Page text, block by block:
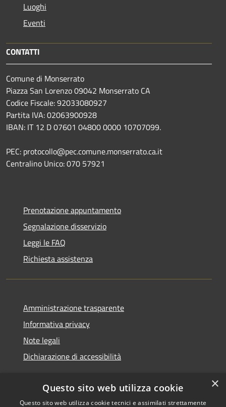
Luoghi
Eventi
CONTATTI
Comune di Monserrato
Piazza San Lorenzo 09042 Monserrato CA
Codice Fiscale: 92033080927
Partita IVA: 02063900928
IBAN: IT 12 D 07601 04800 0000 10707099.
PEC: protocollo@pec.comune.monserrato.ca.it
Centralino Unico: 070 57921
Prenotazione appuntamento
Segnalazione disservizio
Leggi le FAQ
Richiesta assistenza
Amministrazione trasparente
Informativa privacy
Note legali
Dichiarazione di accessibilità
×
Questo sito web utilizza cookie
Questo sito web utilizza cookie tecnici e assimilati strettamente